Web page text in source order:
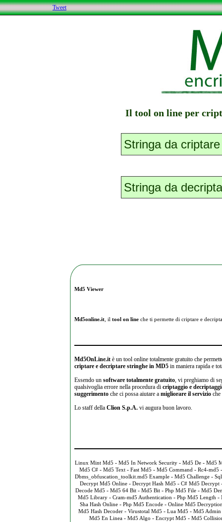
Tweet
Il tool on line per
Md5 Viewer
Md5online.it, il tool on lineche ti permette di criptare e
Md5OnLine.itè un tool online totalmente gratuito che
criptare e decriptare stringhe in MD5in maniera rapida e
Essendo un software totalmente gratuito, vi preghiamo di
qualsivoglia errore nella procedura di criptaggio e
suggerimentoche ci possa aiutare a migliorare il servizioche
Lo staff della Clion S.p.A.vi augura buon lavoro.
Linux Mint Md5 - Md5 In Network Security- Md5 De- Md5
Md5 C# - Md5 Text - Fast Md5 - Md5 Command - Rc4-md5
Dbms_obfuscation_toolkit.md5 Example- Md5 Challenge-
Decrypt Md5 Online - Decrypt Hash Md5 - C# Md5 Decrypt
Decode Md5 - Md5 64 Bit - Md5 Bit - Php Md5 File - Md5
Md5 Library- Cram-md5 Authentication - Php Md5 Length -
Sha Hash Online- Php Md5 Encode- Online Md5
Md5 Hash Decoder - Virustotal Md5 - Lua Md5 - Md5 Admin
Md5 En Linea- Md5 Algo - Encrypt Md5 - Md5